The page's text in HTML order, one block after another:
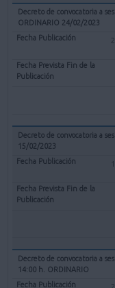
Decreto de convocatoria a
ORDINARIO 24/02/2023
Decreto de convocatoria a
15/02/2023
Decreto de convocatoria a
14:00 h. ORDINARIO